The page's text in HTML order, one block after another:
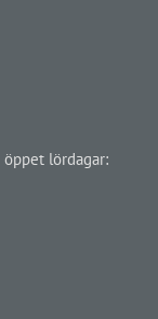
lördagar: